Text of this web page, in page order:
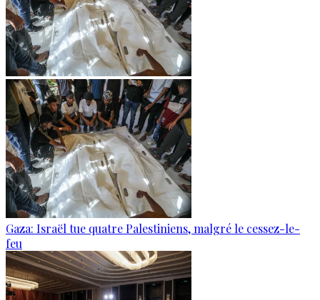
Gaza: Israël tue quatre Palestiniens, malgré le cessez-le-
feu